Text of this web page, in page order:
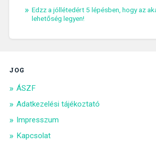
Edzz a jóllétedért 5 lépésben, hogy az
lehetőség legyen!
JOG
ÁSZF
Adatkezelési tájékoztató
Impresszum
Kapcsolat